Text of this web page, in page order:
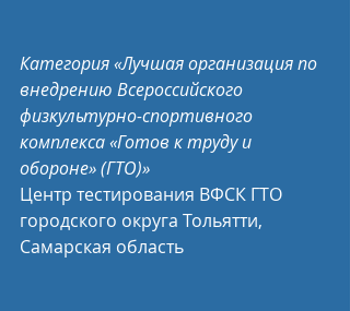
Категория «Лучшая организация по
внедрению Всероссийского
физкультурно-спортивного
комплекса «Готов к труду и
обороне» (ГТО)»
Центр тестирования ВФСК ГТО
городского округа Тольятти,
Самарская область